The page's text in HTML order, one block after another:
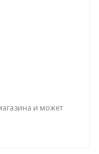
и может